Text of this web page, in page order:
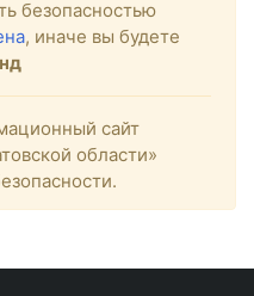
безопасностью
, иначе вы будете
сайт
области»